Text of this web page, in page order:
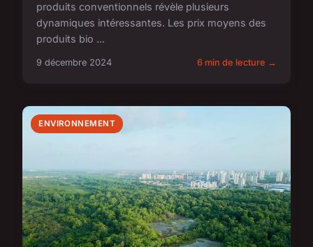
produits conventionnels révèle plusieurs
dynamiques intéressantes. Les prix moyens des
produits bio ...
9 décembre 2024 6 min de lecture →
ENVIRONNEMENT